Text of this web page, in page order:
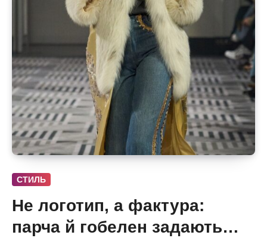
СТИЛЬ
Не логотип, а фактура:
парча й гобелен задають